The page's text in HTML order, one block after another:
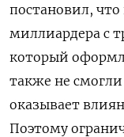
постановил, что
миллиардера с
который
также не
оказывает
Поэтому